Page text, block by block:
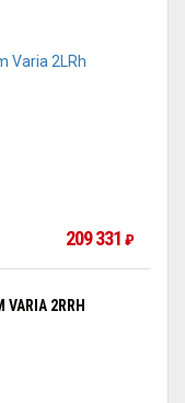
209 331 ₽
2RRH